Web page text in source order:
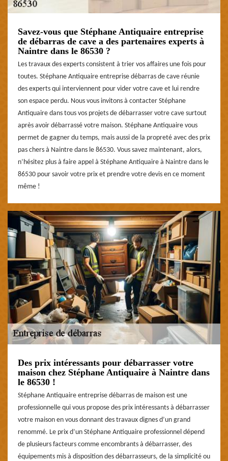
Savez-vous que Stéphane Antiquaire entreprise
de débarras de cave a des partenaires experts à
Naintre dans le 86530 ?
Les travaux des experts consistent à trier vos affaires une fois pour
toutes. Stéphane Antiquaire entreprise débarras de cave réunie
des experts qui interviennent pour vider votre cave et lui rendre
son espace perdu. Nous vous invitons à contacter Stéphane
Antiquaire dans tous vos projets de débarrasser votre cave surtout
après avoir débarrassé votre maison. Stéphane Antiquaire vous
permet de gagner du temps, mais aussi de la propreté avec des prix
pas chers à Naintre dans le 86530. Vous savez maintenant, alors,
n’hésitez plus à faire appel à Stéphane Antiquaire à Naintre dans le
86530 pour savoir votre prix et prendre votre devis en ce moment
même !
Des prix intéressants pour débarrasser votre
maison chez Stéphane Antiquaire à Naintre dans
le 86530 !
Stéphane Antiquaire entreprise débarras de maison est une
professionnelle qui vous propose des prix intéressants à débarrasser
votre maison en vous donnant des travaux dignes d’un grand
renommé. Le prix d’un Stéphane Antiquaire professionnel dépend
de plusieurs facteurs comme encombrants à débarrasser, des
équipements mis à disposition des débarrasseurs, de la simplicité ou